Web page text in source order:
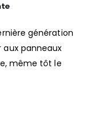
génération
panneaux
même tôt le